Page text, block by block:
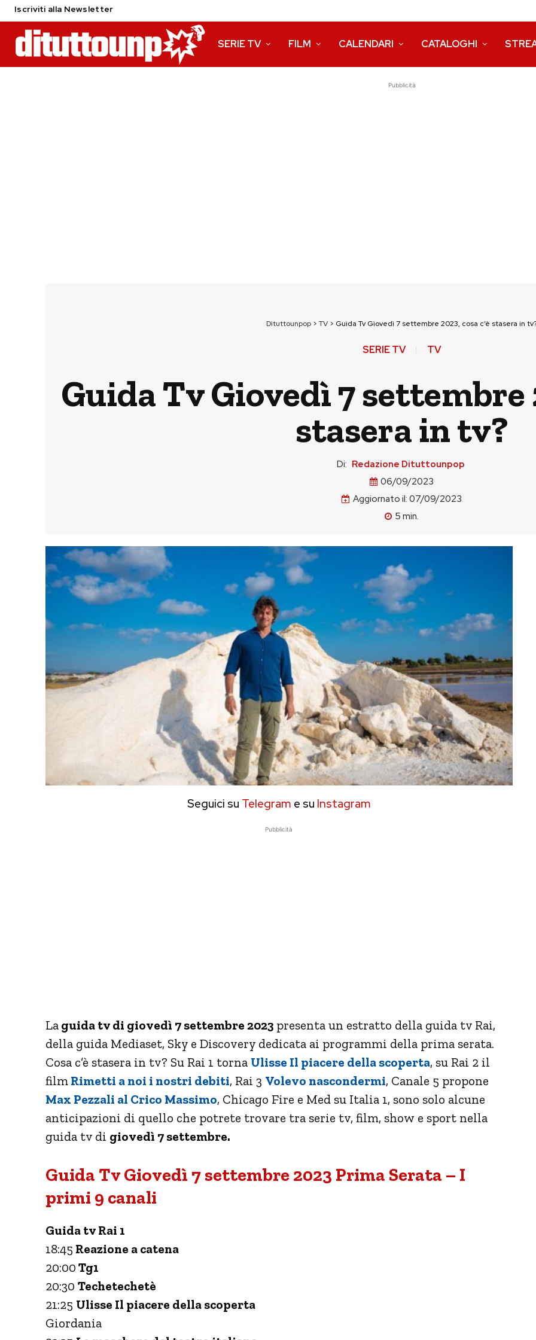
Iscriviti alla Newsletter
SERIE TV FILM CALENDARI CATALOGHI
Pubblicità
Dituttounpop > TV > Guida Tv Giovedì 7 settembre 2023, cosa c’è stasera in
SERIE TV TV
Guida Tv Giovedì 7 settembre
stasera in tv?
Di: Redazione Dituttounpop
06/09/2023
Aggiornato il: 07/09/2023
5 min.
Seguici su Telegram e su Instagram
Pubblicità
La guida tv di giovedì 7 settembre 2023 presenta un estratto della guida tv Rai,
della guida Mediaset, Sky e Discovery dedicata ai programmi della prima serata.
Cosa c’è stasera in tv? Su Rai 1 torna Ulisse Il piacere della scoperta, su Rai 2 il
film Rimetti a noi i nostri debiti, Rai 3 Volevo nascondermi, Canale 5 propone
Max Pezzali al Crico Massimo, Chicago Fire e Med su Italia 1, sono solo alcune
anticipazioni di quello che potrete trovare tra serie tv, film, show e sport nella
guida tv di giovedì 7 settembre.
Guida Tv Giovedì 7 settembre 2023 Prima Serata – I
primi 9 canali
Guida tv Rai 1
18:45 Reazione a catena
20:00 Tg1
20:30 Techetechetè
21:25 Ulisse Il piacere della scoperta
Giordania